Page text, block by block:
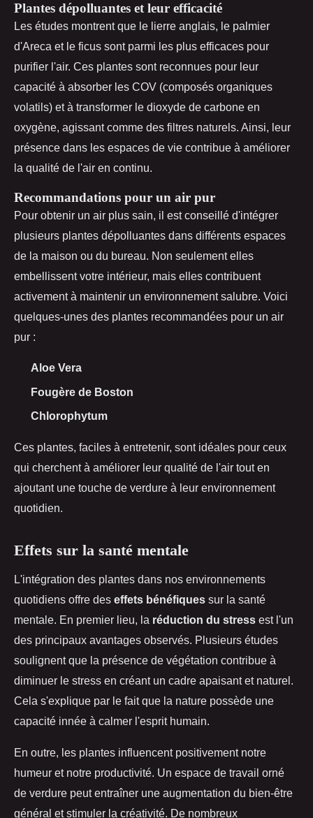
Plantes dépolluantes et leur efficacité
Les études montrent que le lierre anglais, le palmier
d'Areca et le ficus sont parmi les plus efficaces pour
purifier l'air. Ces plantes sont reconnues pour leur
capacité à absorber les COV (composés organiques
volatils) et à transformer le dioxyde de carbone en
oxygène, agissant comme des filtres naturels. Ainsi, leur
présence dans les espaces de vie contribue à améliorer
la qualité de l'air en continu.
Recommandations pour un air pur
Pour obtenir un air plus sain, il est conseillé d'intégrer
plusieurs plantes dépolluantes dans différents espaces
de la maison ou du bureau. Non seulement elles
embellissent votre intérieur, mais elles contribuent
activement à maintenir un environnement salubre. Voici
quelques-unes des plantes recommandées pour un air
pur :
Aloe Vera
Fougère de Boston
Chlorophytum
Ces plantes, faciles à entretenir, sont idéales pour ceux
qui cherchent à améliorer leur qualité de l'air tout en
ajoutant une touche de verdure à leur environnement
quotidien.
Effets sur la santé mentale
L'intégration des plantes dans nos environnements
quotidiens offre des effets bénéfiques sur la santé
mentale. En premier lieu, la réduction du stress est l'un
des principaux avantages observés. Plusieurs études
soulignent que la présence de végétation contribue à
diminuer le stress en créant un cadre apaisant et naturel.
Cela s'explique par le fait que la nature possède une
capacité innée à calmer l'esprit humain.
En outre, les plantes influencent positivement notre
humeur et notre productivité. Un espace de travail orné
de verdure peut entraîner une augmentation du bien-être
général et stimuler la créativité. De nombreux